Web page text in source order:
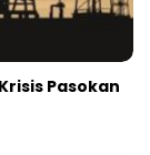
Pasokan